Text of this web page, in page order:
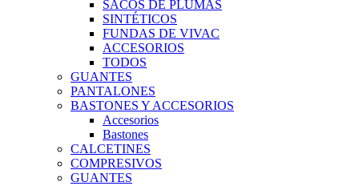
SACOS DE PLUMAS
SINTÉTICOS
FUNDAS DE VIVAC
ACCESORIOS
TODOS
GUANTES
PANTALONES
BASTONES Y ACCESORIOS
Accesorios
Bastones
CALCETINES
COMPRESIVOS
GUANTES